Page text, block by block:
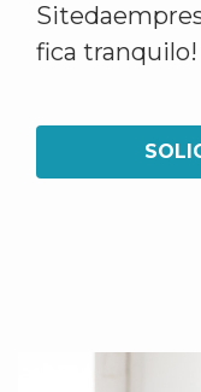
fica tranquilo!